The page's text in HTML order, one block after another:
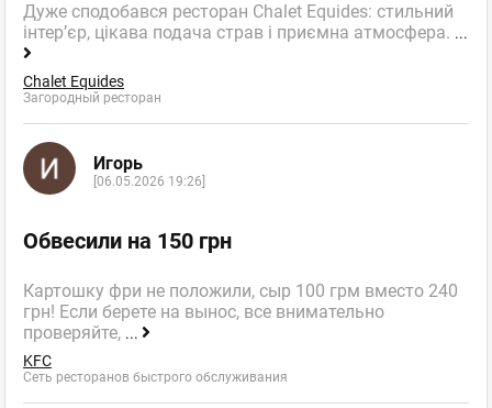
Дуже сподобався ресторан Chalet Equides: стильний
інтер’єр, цікава подача страв і приємна атмосфера. ...
Chalet Equides
Загородный ресторан
Игорь
[06.05.2026 19:26]
Обвесили на 150 грн
Картошку фри не положили, сыр 100 грм вместо 240
грн! Если берете на вынос, все внимательно
проверяйте, ...
KFC
Сеть ресторанов быстрого обслуживания